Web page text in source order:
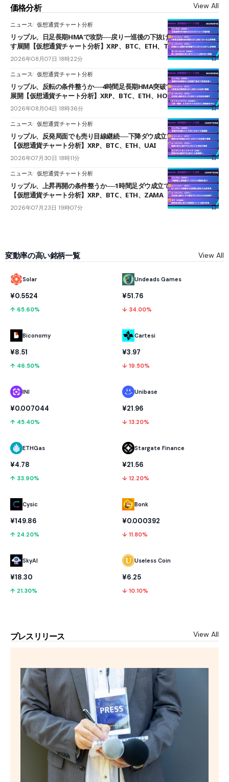
価格分析 View All
ニュース 仮想通貨チャート分析
リップル、日足長期HMAで攻防──戻り一巡後の下抜けで0.95ドルを試
す展開【仮想通貨チャート分析】XRP、BTC、ETH、TAKE
2026年08月07日 18時22分
ニュース 仮想通貨チャート分析
リップル、反転の条件整うか──4時間足長期HMA突破で雲下端を目指す
展開【仮想通貨チャート分析】XRP、BTC、ETH、HOME
2026年08月04日 18時36分
ニュース 仮想通貨チャート分析
リップル、反発局面でも売り目線継続──下降ダウ成立で下値追う展開
【仮想通貨チャート分析】XRP、BTC、ETH、UAI
2026年07月30日 18時11分
ニュース 仮想通貨チャート分析
リップル、上昇再開の条件整うか──1時間足ダウ成立で1.185ドルを狙う
【仮想通貨チャート分析】XRP、BTC、ETH、ZAMA
2026年07月23日 19時07分
変動率の高い銘柄一覧 View All
Solar
¥0.5524
↑ 65.60%
Biconomy
¥8.51
↑ 46.50%
INI
¥0.007044
↑ 45.40%
ETHGas
¥4.78
↑ 33.90%
Cysic
¥149.86
↑ 24.20%
SkyAI
¥18.30
↑ 21.30%
Undeads Games
¥51.76
↓ 34.00%
Cartesi
¥3.97
↓ 19.50%
Unibase
¥21.96
↓ 13.20%
Stargate Finance
¥21.56
↓ 12.20%
Bonk
¥0.000392
↓ 11.80%
Useless Coin
¥6.25
↓ 10.10%
プレスリリース View All